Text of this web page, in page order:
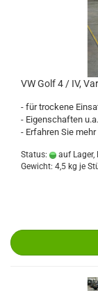
VW Golf 4 / IV,
- für trockene
- Eigenschaften
- Erfahren Sie
Status: auf Lager,
Gewicht: 4,5 kg je